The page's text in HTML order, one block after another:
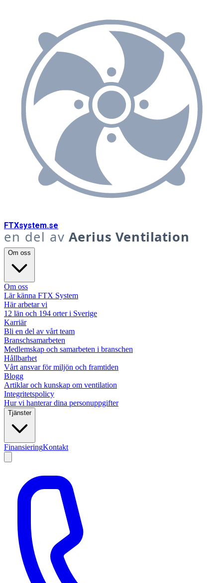
FTXsystem.se
en del av Aerius Ventilation
Om oss
Om oss
Lär känna FTX System
Här arbetar vi
12 län och 194 orter i Sverige
Karriär
Bli en del av vårt team
Branschsamarbeten
Medlemskap och samarbeten i branschen
Hållbarhet
Vårt ansvar för miljön och framtiden
Blogg
Artiklar och kunskap om ventilation
Integritetspolicy
Hur vi hanterar dina personuppgifter
Tjänster
FinansieringKontakt